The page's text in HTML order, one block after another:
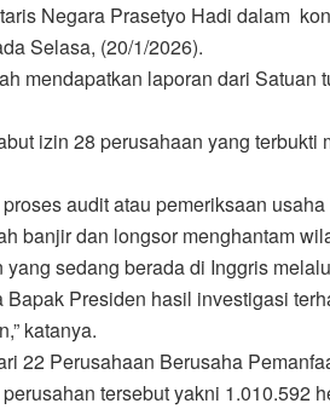
Negara Prasetyo Hadi dalam
Selasa, (20/1/2026).
mendapatkan laporan dari Satuan
izin 28 perusahaan yang terbukti
audit atau pemeriksaan
banjir dan longsor menghantam
sedang berada di Inggris
Presiden hasil investigasi
katanya.
22 Perusahaan Berusaha
tersebut yakni 1.010.592